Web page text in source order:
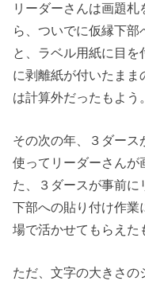
リーダーさんは画題
ら、ついでに仮縁下部
と、ラベル用紙に目を
に剥離紙が付いたまま
は計算外だったもよう。
その次の年、３ダース
使ってリーダーさんが
た、３ダースが事前に
下部への貼り付け作業
場で活かせてもらえた
ただ、文字の大きさ